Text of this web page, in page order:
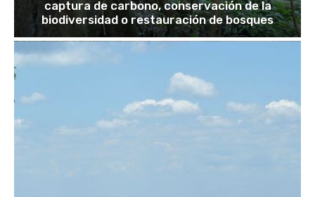
captura de carbono, conservación de la
biodiversidad o restauración de bosques